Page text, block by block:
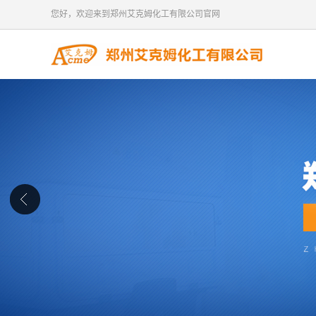
您好，欢迎来到郑州艾克姆化工有限公司官网